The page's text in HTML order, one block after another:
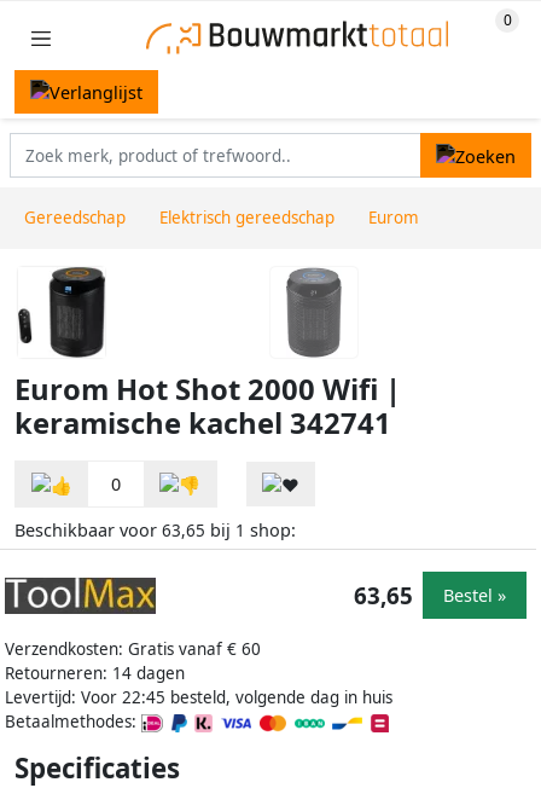
Gereedschap Elektrisch gereedschap Eurom
Eurom Hot Shot 2000 Wifi |
keramische kachel 342741
0
Beschikbaar voor 63,65 bij 1 shop:
Verzendkosten: Gratis vanaf € 60
Retourneren: 14 dagen
Levertijd: Voor 22:45 besteld, volgende dag in huis
Betaalmethodes:
63,65 Bestel »
Specificaties